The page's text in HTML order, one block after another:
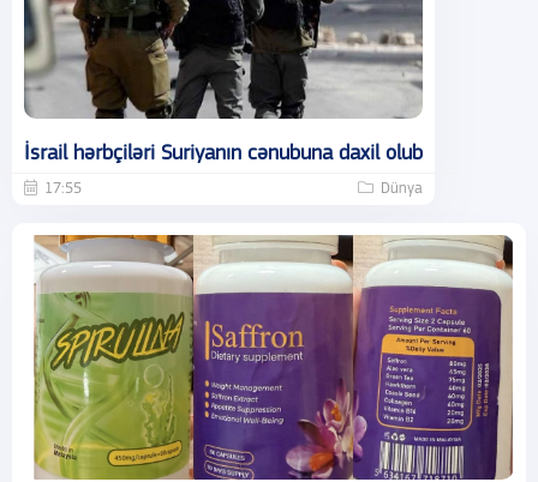
İsrail hərbçiləri Suriyanın cənubuna daxil olub
17:55 Dünya